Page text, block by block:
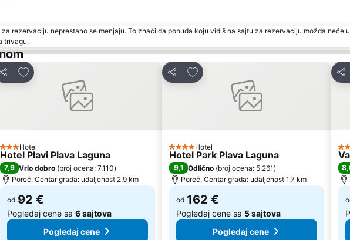
rezervaciju neprestano se menjaju. To znači da ponuda koju vidiš na sajtu za rezervaciju možda neće
trivagu.
Deli
Dodati u favorite
3 Zvezdice
Hotel
Hotel Plavi Plava Laguna
7,9 Vrlo dobro (broj ocena: 7.110)
Poreč, Centar grada: udaljenost 2.9 km
od 92 €
Pogledaj cene sa 6 sajtova
Pogledaj cene
Deli
Dodati u favorite
4 Zvezdice
Hotel
Hotel Park Plava Laguna
9,1 Odlično (broj ocena: 5.261)
Poreč, Centar grada: udaljenost 1.7 km
od 162 €
Pogledaj cene sa 5 sajtova
Pogledaj cene
Deli
4